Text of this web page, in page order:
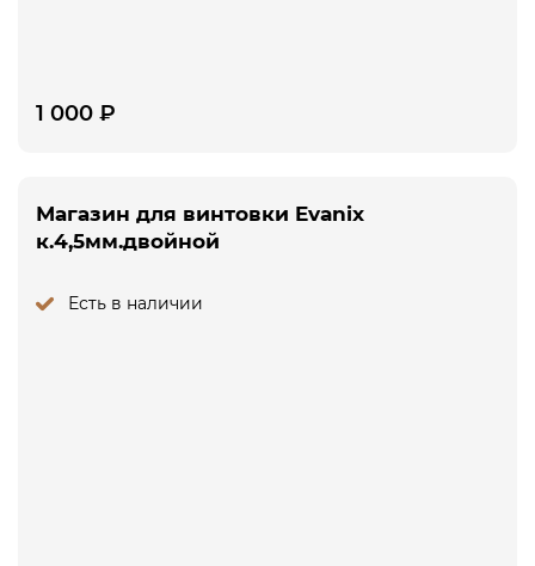
1 000 ₽
Магазин для винтовки Evanix
к.4,5мм.двойной
Есть в наличии